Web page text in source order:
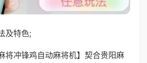
及特色;
将冲锋鸡自动麻将机】契合贵阳麻